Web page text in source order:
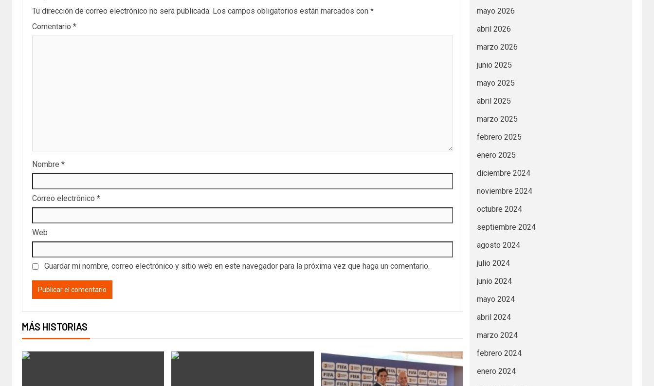
Tu dirección de correo electrónico no será publicada. Los campos obligatorios están marcados con *
Comentario *
Nombre *
Correo electrónico *
Web
Guardar mi nombre, correo electrónico y sitio web en este navegador para la próxima vez que haga un comentario.
MÁS HISTORIAS
mayo 2026
abril 2026
marzo 2026
junio 2025
mayo 2025
abril 2025
marzo 2025
febrero 2025
enero 2025
diciembre 2024
noviembre 2024
octubre 2024
septiembre 2024
agosto 2024
julio 2024
junio 2024
mayo 2024
abril 2024
marzo 2024
febrero 2024
enero 2024